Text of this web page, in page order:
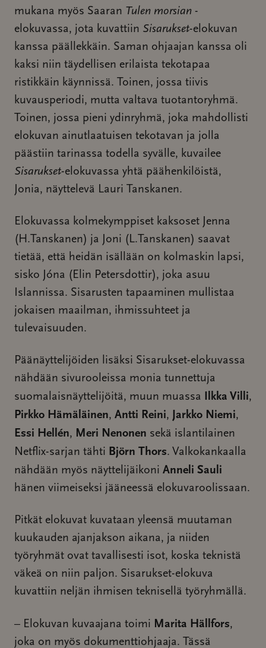
mukana myös Saaran Tulen morsian -
elokuvassa, jota kuvattiin Sisarukset-elokuvan
kanssa päällekkäin. Saman ohjaajan kanssa oli
kaksi niin täydellisen erilaista tekotapaa
ristikkäin käynnissä. Toinen, jossa tiivis
kuvausperiodi, mutta valtava tuotantoryhmä.
Toinen, jossa pieni ydinryhmä, joka mahdollisti
elokuvan ainutlaatuisen tekotavan ja jolla
päästiin tarinassa todella syvälle, kuvailee
Sisarukset-elokuvassa yhtä päähenkilöistä,
Jonia, näyttelevä Lauri Tanskanen.
Elokuvassa kolmekymppiset kaksoset Jenna
(H.Tanskanen) ja Joni (L.Tanskanen) saavat
tietää, että heidän isällään on kolmaskin lapsi,
sisko Jóna (Elin Petersdottir), joka asuu
Islannissa. Sisarusten tapaaminen mullistaa
jokaisen maailman, ihmissuhteet ja
tulevaisuuden.
Päänäyttelijöiden lisäksi Sisarukset-elokuvassa
nähdään sivurooleissa monia tunnettuja
suomalaisnäyttelijöitä, muun muassa Ilkka Villi,
Pirkko Hämäläinen, Antti Reini, Jarkko Niemi,
Essi Hellén, Meri Nenonen sekä islantilainen
Netflix-sarjan tähti Björn Thors. Valkokankaalla
nähdään myös näyttelijäikoni Anneli Sauli
hänen viimeiseksi jääneessä elokuvaroolissaan.
Pitkät elokuvat kuvataan yleensä muutaman
kuukauden ajanjakson aikana, ja niiden
työryhmät ovat tavallisesti isot, koska teknistä
väkeä on niin paljon. Sisarukset-elokuva
kuvattiin neljän ihmisen teknisellä työryhmällä.
– Elokuvan kuvaajana toimi Marita Hällfors,
joka on myös dokumenttiohjaaja. Tässä